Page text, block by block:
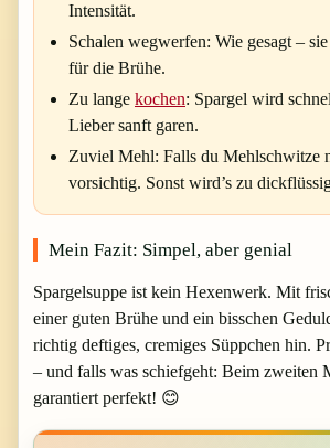
Intensität.
Schalen wegwerfen: Wie gesagt –
für die Brühe.
Zu lange kochen: Spargel wird
Lieber sanft garen.
Zuviel Mehl: Falls du Mehlschwitze
vorsichtig. Sonst wird’s zu
Mein Fazit: Simpel, aber genial
Spargelsuppe ist kein Hexenwerk. Mit
einer guten Brühe und ein bisschen
richtig deftiges, cremiges Süppchen hin.
– und falls was schiefgeht: Beim zweiten
garantiert perfekt! 😊